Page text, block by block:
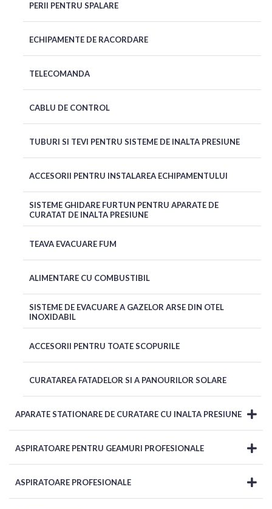
PERII PENTRU SPALARE
ECHIPAMENTE DE RACORDARE
TELECOMANDA
CABLU DE CONTROL
TUBURI SI TEVI PENTRU SISTEME DE INALTA PRESIUNE
ACCESORII PENTRU INSTALAREA ECHIPAMENTULUI
SISTEME GHIDARE FURTUN PENTRU APARATE DE
CURATAT DE INALTA PRESIUNE
TEAVA EVACUARE FUM
ALIMENTARE CU COMBUSTIBIL
SISTEME DE EVACUARE A GAZELOR ARSE DIN OTEL
INOXIDABIL
ACCESORII PENTRU TOATE SCOPURILE
CURATAREA FATADELOR SI A PANOURILOR SOLARE
APARATE STATIONARE DE CURATARE CU INALTA PRESIUNE
ASPIRATOARE PENTRU GEAMURI PROFESIONALE
ASPIRATOARE PROFESIONALE